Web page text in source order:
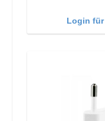
Login